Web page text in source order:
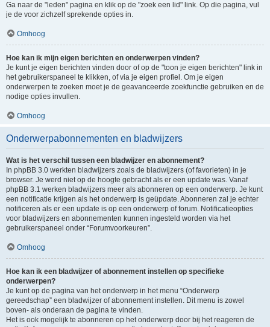
Ga naar de "leden" pagina en klik op de "zoek een lid" link. Op die pagina, vul
je de voor zichzelf sprekende opties in.
Omhoog
Hoe kan ik mijn eigen berichten en onderwerpen vinden?
Je kunt je eigen berichten vinden door of op de "toon je eigen berichten" link in
het gebruikerspaneel te klikken, of via je eigen profiel. Om je eigen
onderwerpen te zoeken moet je de geavanceerde zoekfunctie gebruiken en de
nodige opties invullen.
Omhoog
Onderwerpabonnementen en bladwijzers
Wat is het verschil tussen een bladwijzer en abonnement?
In phpBB 3.0 werkten bladwijzers zoals de bladwijzers (of favorieten) in je
browser. Je werd niet op de hoogte gebracht als er een update was. Vanaf
phpBB 3.1 werken bladwijzers meer als abonneren op een onderwerp. Je kunt
een notificatie krijgen als het onderwerp is geüpdate. Abonneren zal je echter
notificeren als er een update is op een onderwerp of forum. Notificatieopties
voor bladwijzers en abonnementen kunnen ingesteld worden via het
gebruikerspaneel onder “Forumvoorkeuren”.
Omhoog
Hoe kan ik een bladwijzer of abonnement instellen op specifieke
onderwerpen?
Je kunt op de pagina van het onderwerp in het menu “Onderwerp
gereedschap” een bladwijzer of abonnement instellen. Dit menu is zowel
boven- als onderaan de pagina te vinden.
Het is ook mogelijk te abonneren op het onderwerp door bij het reageren de